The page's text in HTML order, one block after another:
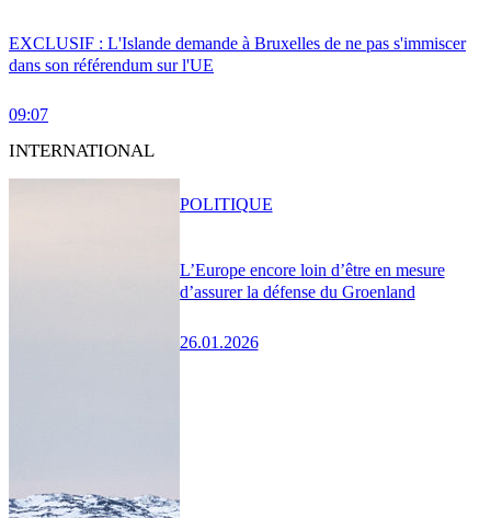
EXCLUSIF : L'Islande demande à Bruxelles de ne pas s'immiscer
dans son référendum sur l'UE
09:07
INTERNATIONAL
L’Europe encore loin d’être en mesure
d’assurer la défense du Groenland
26.01.2026
POLITIQUE